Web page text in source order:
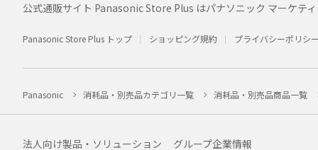
公式通販サイト Panasonic Store Plus はパナソニック マーケテ
Panasonic Store Plus トップ ショッピング規約 プライバシーポリシー
Panasonic 消耗品・別売品カテゴリ一覧 消耗品・別売品商品一覧
法人向け製品・ソリューション グループ企業情報